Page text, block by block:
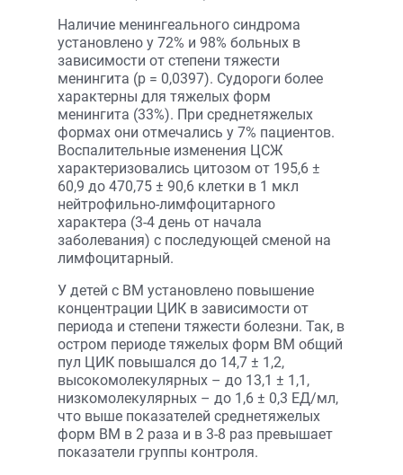
Наличие менингеального синдрома
установлено у 72% и 98% больных в
зависимости от степени тяжести
менингита (p = 0,0397). Судороги более
характерны для тяжелых форм
менингита (33%). При среднетяжелых
формах они отмечались у 7% пациентов.
Воспалительные изменения ЦСЖ
характеризовались цитозом от 195,6 ±
60,9 до 470,75 ± 90,6 клетки в 1 мкл
нейтрофильно-лимфоцитарного
характера (3-4 день от начала
заболевания) с последующей сменой на
лимфоцитарный.
У детей с ВМ установлено повышение
концентрации ЦИК в зависимости от
периода и степени тяжести болезни. Так, в
остром периоде тяжелых форм ВМ общий
пул ЦИК повышался до 14,7 ± 1,2,
высокомолекулярных – до 13,1 ± 1,1,
низкомолекулярных – до 1,6 ± 0,3 ЕД/мл,
что выше показателей среднетяжелых
форм ВМ в 2 раза и в 3-8 раз превышает
показатели группы контроля.